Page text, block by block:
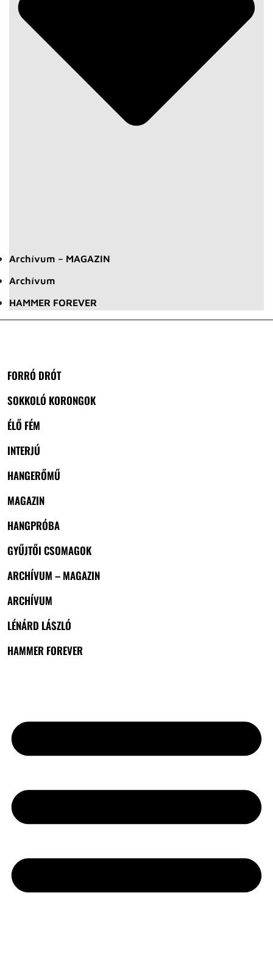
Archívum – MAGAZIN
Archívum
HAMMER FOREVER
FORRÓ DRÓT
SOKKOLÓ KORONGOK
ÉLŐ FÉM
INTERJÚ
HANGERŐMŰ
MAGAZIN
HANGPRÓBA
GYŰJTŐI CSOMAGOK
ARCHÍVUM – MAGAZIN
ARCHÍVUM
LÉNÁRD LÁSZLÓ
HAMMER FOREVER